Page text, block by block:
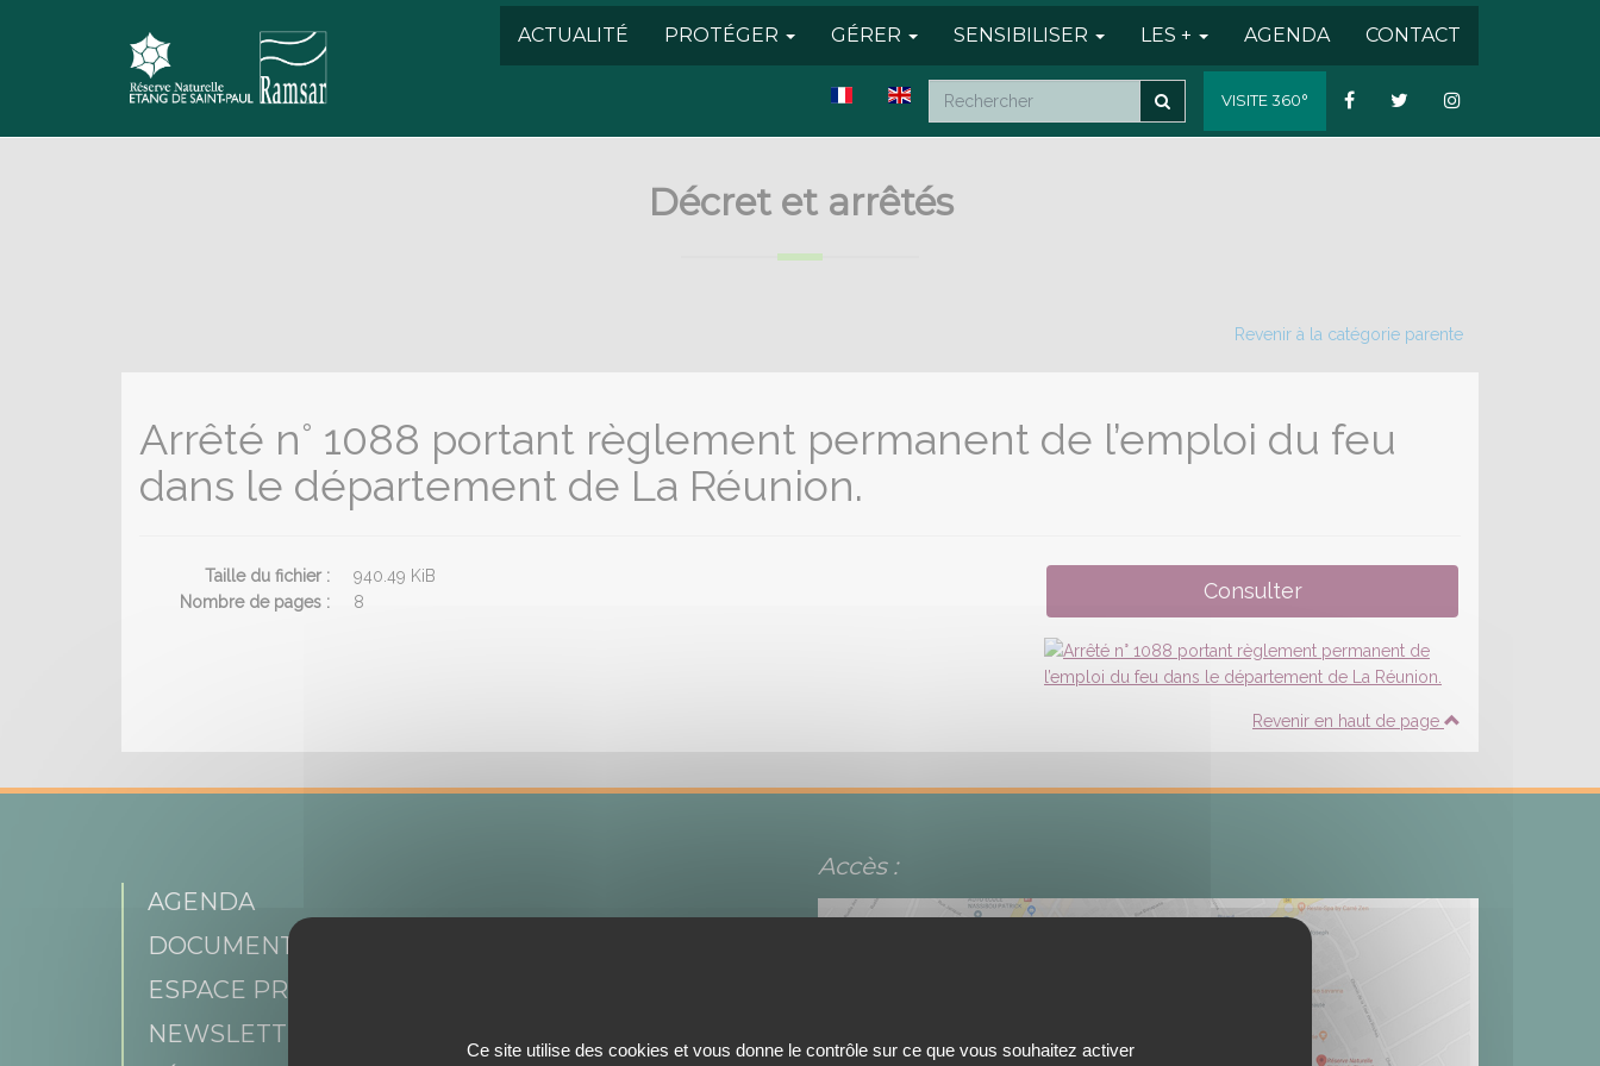
ACTUALITÉ PROTÉGER GÉRER SENSIBILISER LES + AGENDA CONTACT
VISITE 360°
Décret et arrêtés
Revenir à la catégorie parente
Arrêté n° 1088 portant règlement permanent de l’emploi du feu
dans le département de La Réunion.
Taille du fichier :
940.49 KiB
Nombre de pages :
8
Revenir en haut de page
AGENDA
DOCUMENTATIONS
ESPACE PRESSE
NEWSLETTER
Accès :
Ce site utilise des cookies et vous donne le contrôle sur ce que vous souhaitez activer